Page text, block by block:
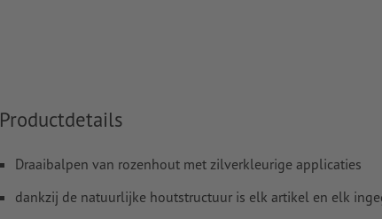
Aanwijzing: Let op: dit is een natuurproduct waardoor er
product kan zijn.
Productdetails
Draaibalpen van rozenhout met zilverkleurige applicaties
dankzij de natuurlijke houtstructuur is elk artikel en elk